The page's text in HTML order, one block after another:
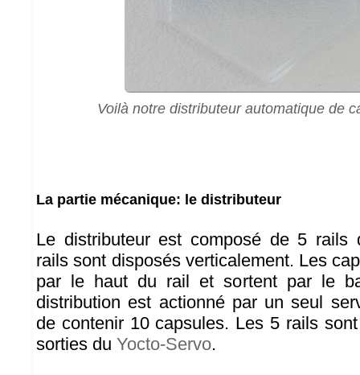
Voilà notre distributeur automatique de
La partie mécanique: le distributeur
Le distributeur est composé de 5 rails
rails sont disposés verticalement. Les
par le haut du rail et sortent par le
distribution est actionné par un seul
de contenir 10 capsules. Les 5 rails
sorties du Yocto-Servo.